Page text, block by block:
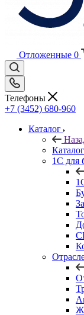
Отложенные 0
Телефоны
+7 (3452) 680-960
Каталог
Каталог
1С для